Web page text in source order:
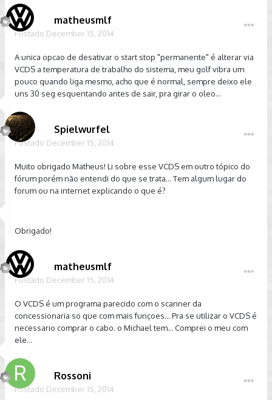
matheusmlf
Postado December 15, 2014
A unica opcao de desativar o start stop "permanente" é alterar via
VCDS a temperatura de trabalho do sistema, meu golf vibra um
pouco quando liga mesmo, acho que é normal, sempre deixo ele
uns 30 seg esquentando antes de sair, pra girar o oleo...
Spielwurfel
Postado December 15, 2014
Muito obrigado Matheus! Li sobre esse VCDS em outro tópico do
fórum porém não entendi do que se trata... Tem algum lugar do
forum ou na internet explicando o que é?
Obrigado!
matheusmlf
Postado December 15, 2014
O VCDS é um programa parecido com o scanner da
concessionaria so que com mais funçoes... Pra se utilizar o VCDS é
necessario comprar o cabo. o Michael tem... Comprei o meu com
ele...
Rossoni
Postado December 15, 2014